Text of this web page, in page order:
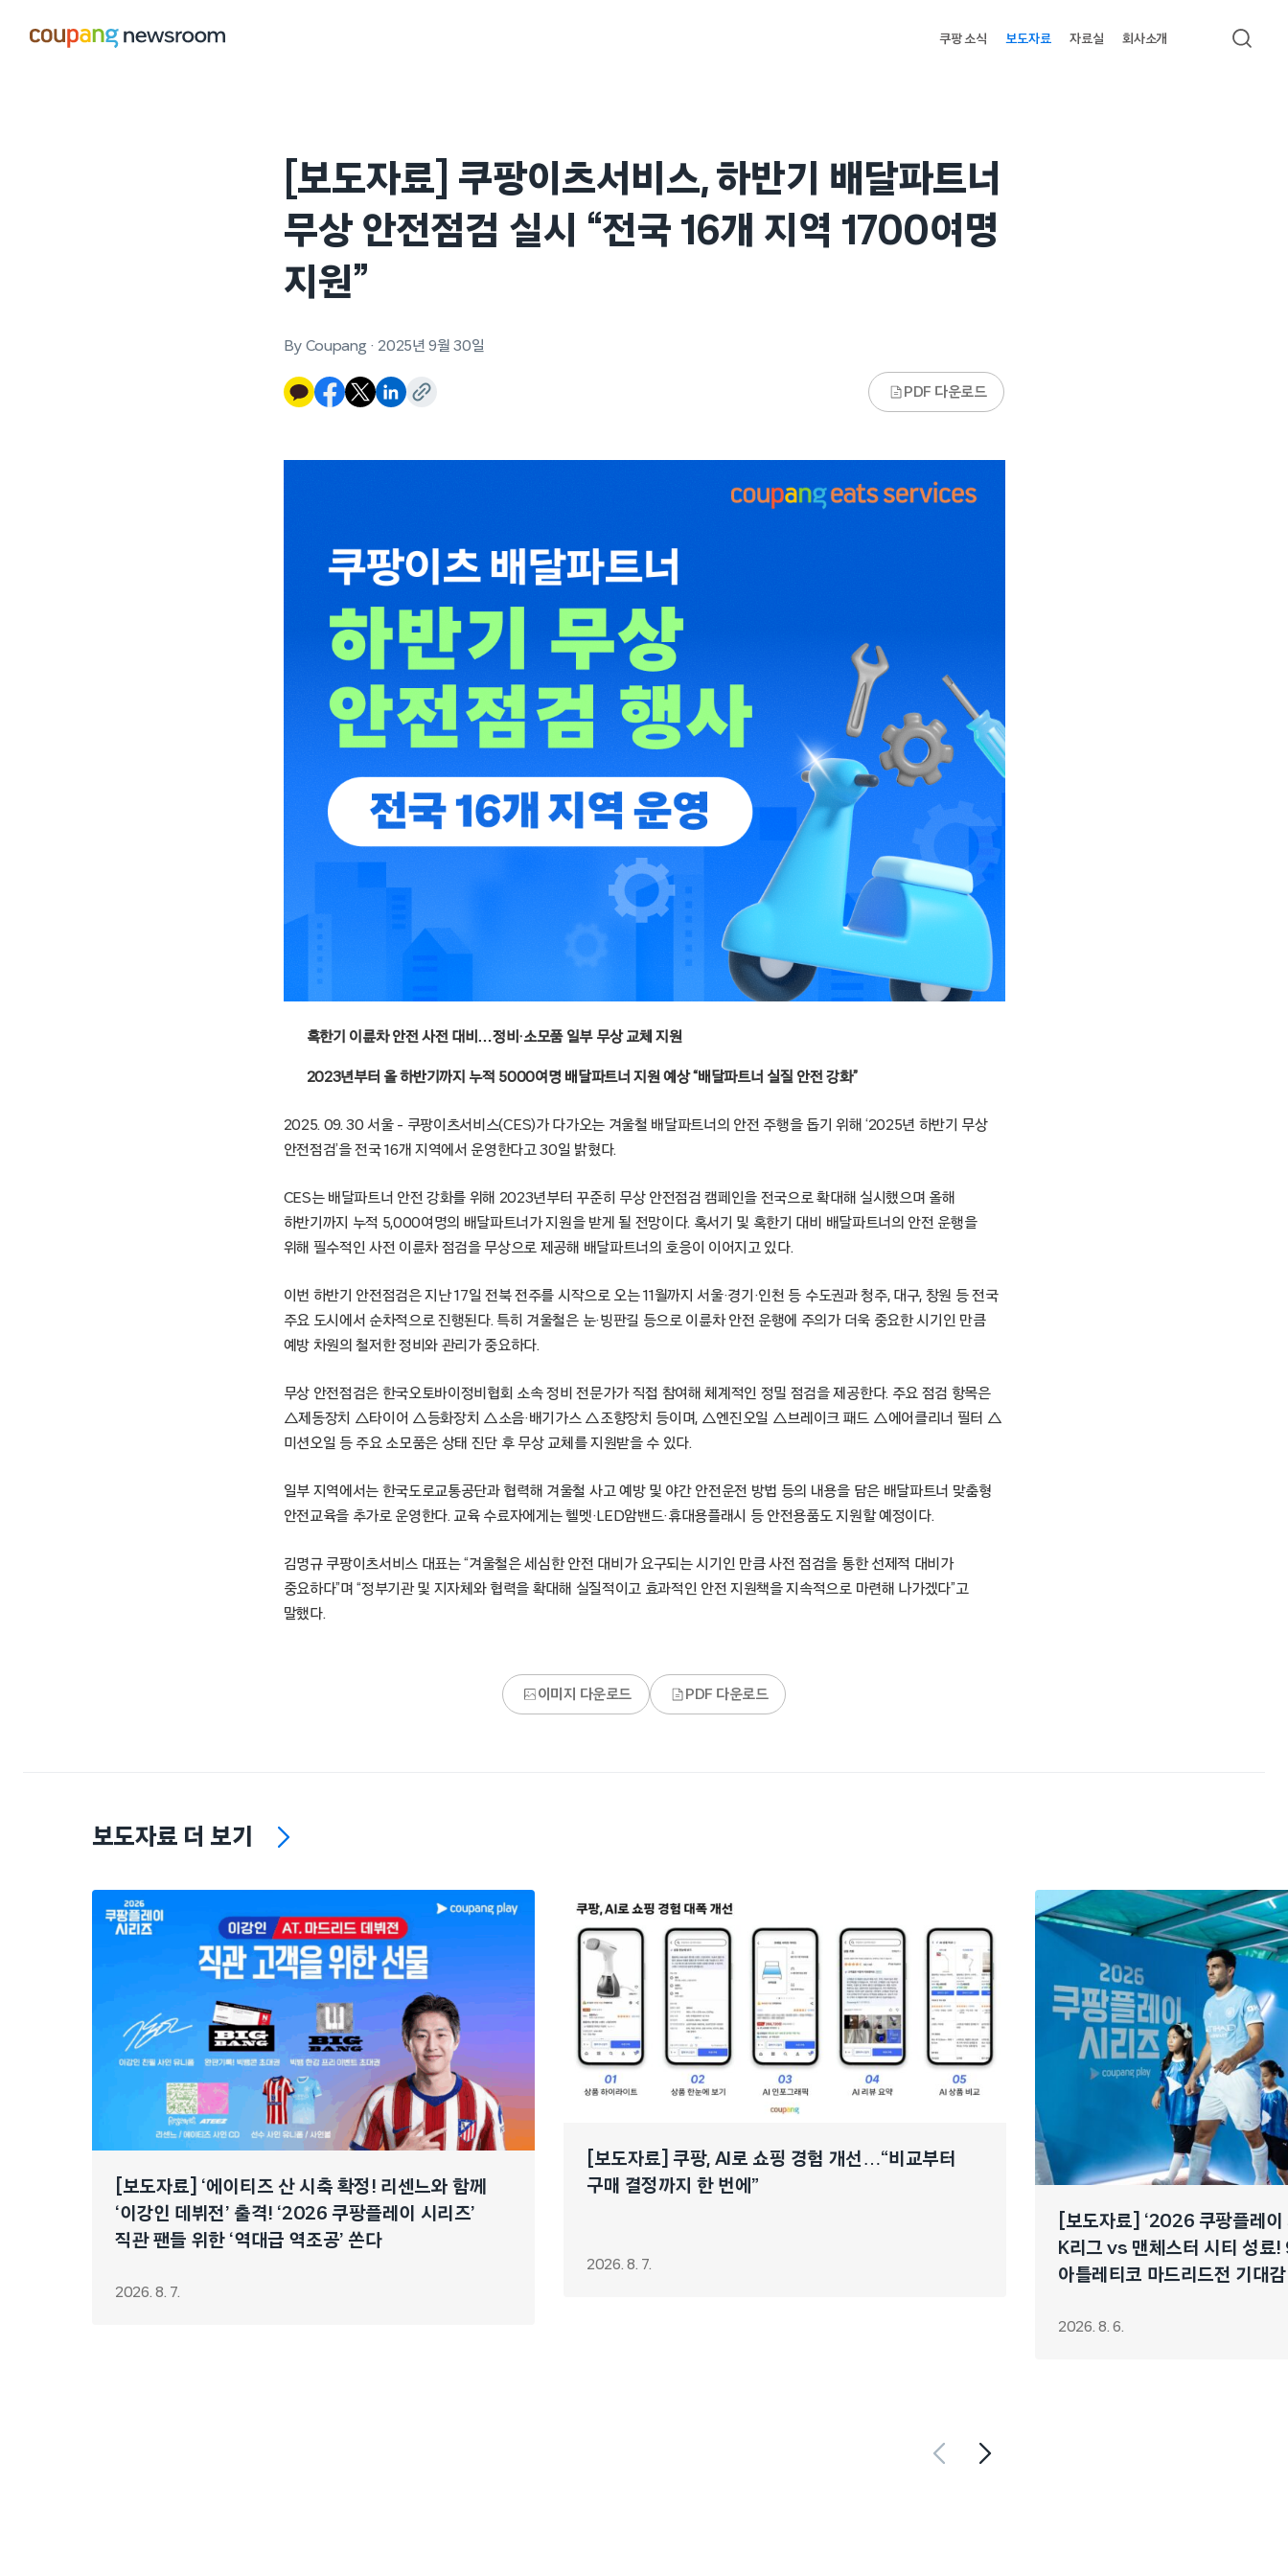
쿠팡 소식 보도자료 자료실 회사소개 검색
[보도자료] 쿠팡이츠서비스, 하반기 배달파트너
무상 안전점검 실시 “전국 16개 지역 1700여명
지원”
By Coupang · 2025년 9월 30일
PDF 다운로드
혹한기 이륜차 안전 사전 대비…정비·소모품 일부 무상 교체 지원
2023년부터 올 하반기까지 누적 5000여명 배달파트너 지원 예상 “배달파트너 실질 안전 강화”
2025. 09. 30 서울 – 쿠팡이츠서비스(CES)가 다가오는 겨울철 배달파트너의 안전 주행을 돕기 위해 ‘2025년 하반기 무상
안전점검’을 전국 16개 지역에서 운영한다고 30일 밝혔다.
CES는 배달파트너 안전 강화를 위해 2023년부터 꾸준히 무상 안전점검 캠페인을 전국으로 확대해 실시했으며 올해
하반기까지 누적 5,000여명의 배달파트너가 지원을 받게 될 전망이다. 혹서기 및 혹한기 대비 배달파트너의 안전 운행을
위해 필수적인 사전 이륜차 점검을 무상으로 제공해 배달파트너의 호응이 이어지고 있다.
이번 하반기 안전점검은 지난 17일 전북 전주를 시작으로 오는 11월까지 서울·경기·인천 등 수도권과 청주, 대구, 창원 등 전국
주요 도시에서 순차적으로 진행된다. 특히 겨울철은 눈·빙판길 등으로 이륜차 안전 운행에 주의가 더욱 중요한 시기인 만큼
예방 차원의 철저한 정비와 관리가 중요하다.
무상 안전점검은 한국오토바이정비협회 소속 정비 전문가가 직접 참여해 체계적인 정밀 점검을 제공한다. 주요 점검 항목은
△제동장치 △타이어 △등화장치 △소음·배기가스 △조향장치 등이며, △엔진오일 △브레이크 패드 △에어클리너 필터 △
미션오일 등 주요 소모품은 상태 진단 후 무상 교체를 지원받을 수 있다.
일부 지역에서는 한국도로교통공단과 협력해 겨울철 사고 예방 및 야간 안전운전 방법 등의 내용을 담은 배달파트너 맞춤형
안전교육을 추가로 운영한다. 교육 수료자에게는 헬멧·LED암밴드·휴대용플래시 등 안전용품도 지원할 예정이다.
김명규 쿠팡이츠서비스 대표는 “겨울철은 세심한 안전 대비가 요구되는 시기인 만큼 사전 점검을 통한 선제적 대비가
중요하다”며 “정부기관 및 지자체와 협력을 확대해 실질적이고 효과적인 안전 지원책을 지속적으로 마련해 나가겠다”고
말했다.
이미지 다운로드 PDF 다운로드
보도자료 더 보기
[보도자료] ‘에이티즈 산 시축 확정! 리센느와 함께
‘이강인 데뷔전’ 출격! ‘2026 쿠팡플레이 시리즈’
직관 팬들 위한 ‘역대급 역조공’ 쏜다
2026. 8. 7.
[보도자료] 쿠팡, AI로 쇼핑 경험 개선…“비교부터
구매 결정까지 한 번에”
2026. 8. 7.
[보도자료] ‘2026 쿠팡플레이
K리그 vs 맨체스터 시티 성료!
아틀레티코 마드리드전 기대
2026. 8. 6.